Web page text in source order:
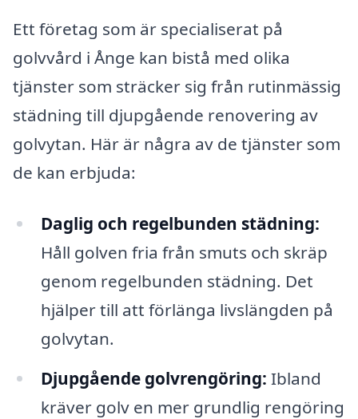
Ett företag som är specialiserat på
golvvård i Ånge kan bistå med olika
tjänster som sträcker sig från rutinmässig
städning till djupgående renovering av
golvytan. Här är några av de tjänster som
de kan erbjuda:
Daglig och regelbunden städning:
Håll golven fria från smuts och skräp
genom regelbunden städning. Det
hjälper till att förlänga livslängden på
golvytan.
Djupgående golvrengöring: Ibland
kräver golv en mer grundlig rengöring